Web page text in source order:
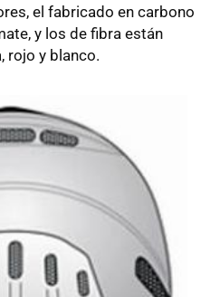
el fabricado en carbono
y los de fibra están
rojo y blanco.